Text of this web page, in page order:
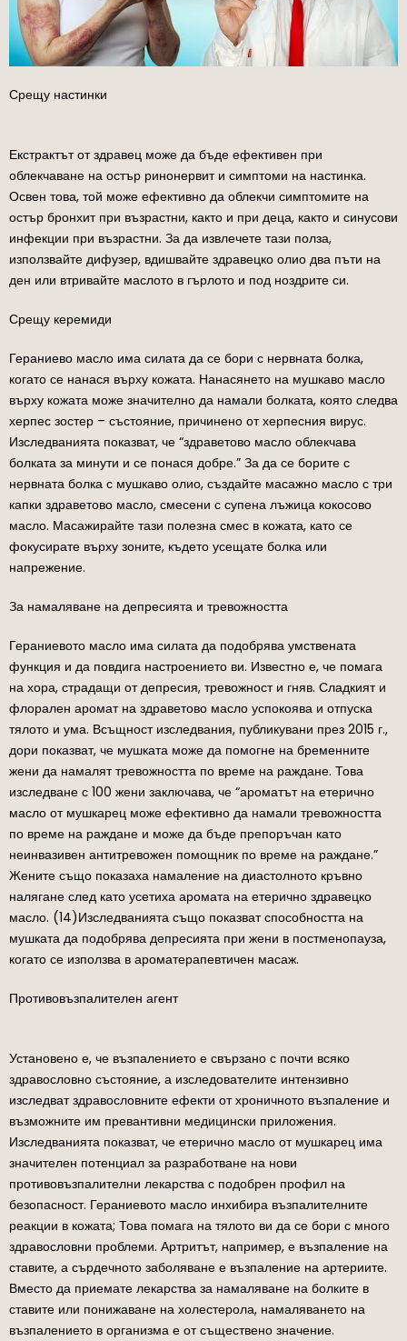
Срещу настинки
Екстрактът от здравец може да бъде ефективен при
облекчаване на остър ринонервит и симптоми на настинка.
Освен това, той може ефективно да облекчи симптомите на
остър бронхит при възрастни, както и при деца, както и синусови
инфекции при възрастни. За да извлечете тази полза,
използвайте дифузер, вдишвайте здравецко олио два пъти на
ден или втривайте маслото в гърлото и под ноздрите си.
Срещу керемиди
Гераниево масло има силата да се бори с нервната болка,
когато се нанася върху кожата. Нанасянето на мушкаво масло
върху кожата може значително да намали болката, която следва
херпес зостер – състояние, причинено от херпесния вирус.
Изследванията показват, че “здраветово масло облекчава
болката за минути и се понася добре.” За да се борите с
нервната болка с мушкаво олио, създайте масажно масло с три
капки здраветово масло, смесени с супена лъжица кокосово
масло. Масажирайте тази полезна смес в кожата, като се
фокусирате върху зоните, където усещате болка или
напрежение.
За намаляване на депресията и тревожността
Гераниевото масло има силата да подобрява умствената
функция и да повдига настроението ви. Известно е, че помага
на хора, страдащи от депресия, тревожност и гняв. Сладкият и
флорален аромат на здраветово масло успокоява и отпуска
тялото и ума. Всъщност изследвания, публикувани през 2015 г.,
дори показват, че мушката може да помогне на бременните
жени да намалят тревожността по време на раждане. Това
изследване с 100 жени заключава, че “ароматът на етерично
масло от мушкарец може ефективно да намали тревожността
по време на раждане и може да бъде препоръчан като
неинвазивен антитревожен помощник по време на раждане.”
Жените също показаха намаление на диастолното кръвно
налягане след като усетиха аромата на етерично здравецко
масло. (14)Изследванията също показват способността на
мушката да подобрява депресията при жени в постменопауза,
когато се използва в ароматерапевтичен масаж.
Противовъзпалителен агент
Установено е, че възпалението е свързано с почти всяко
здравословно състояние, а изследователите интензивно
изследват здравословните ефекти от хроничното възпаление и
възможните им превантивни медицински приложения.
Изследванията показват, че етерично масло от мушкарец има
значителен потенциал за разработване на нови
противовъзпалителни лекарства с подобрен профил на
безопасност. Гераниевото масло инхибира възпалителните
реакции в кожата; Това помага на тялото ви да се бори с много
здравословни проблеми. Артритът, например, е възпаление на
ставите, а сърдечното заболяване е възпаление на артериите.
Вместо да приемате лекарства за намаляване на болките в
ставите или понижаване на холестерола, намаляването на
възпалението в организма е от съществено значение.